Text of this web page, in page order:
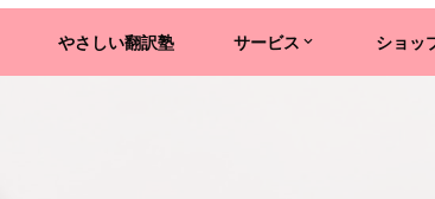
やさしい翻訳塾 サービス ショッ